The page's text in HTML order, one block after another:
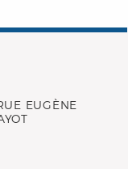
EUGÈNE